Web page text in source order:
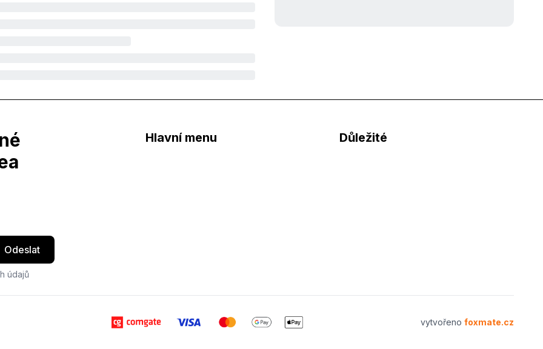
Odeslat
údajů
Hlavní menu Důležité
vytvořeno foxmate.cz